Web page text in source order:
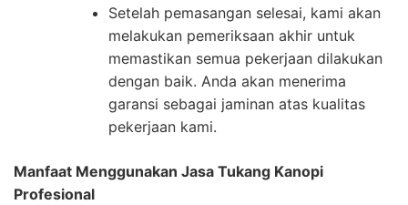
Setelah pemasangan selesai, kami akan
melakukan pemeriksaan akhir untuk
memastikan semua pekerjaan dilakukan
dengan baik. Anda akan menerima
garansi sebagai jaminan atas kualitas
pekerjaan kami.
Manfaat Menggunakan Jasa Tukang Kanopi
Profesional